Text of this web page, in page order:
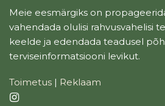
Meie eesmärgiks on
vahendada olulisi rahvusvahelisi
keelde ja edendada teadusel
terviseinformatsiooni levikut.
Toimetus | Reklaam